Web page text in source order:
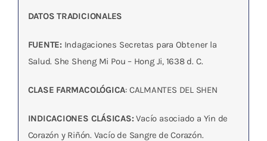
DATOS TRADICIONALES
FUENTE: Indagaciones Secretas para Obtener la
Salud. She Sheng Mi Pou – Hong Ji, 1638 d. C.
CLASE FARMACOLÓGICA: CALMANTES DEL SHEN
INDICACIONES CLÁSICAS: Vacío asociado a Yin de
Corazón y Riñón. Vacío de Sangre de Corazón.